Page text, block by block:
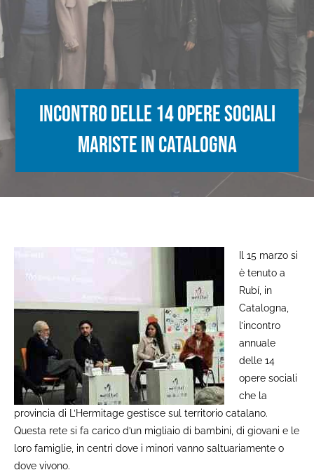
Incontro delle 14 opere sociali
mariste in Catalogna
Il 15 marzo si
è tenuto a
Rubí, in
Catalogna,
l’incontro
annuale
delle 14
opere sociali
che la
provincia di L’Hermitage gestisce sul territorio catalano.
Questa rete si fa carico d’un migliaio di bambini, di giovani e le
loro famiglie, in centri dove i minori vanno saltuariamente o
dove vivono.